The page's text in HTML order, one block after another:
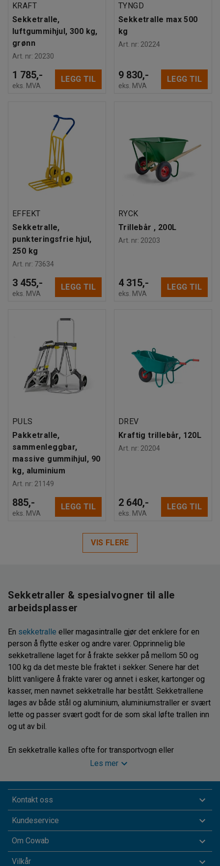
KRAFT
Sekketralle,
luftgummihjul, 300 kg,
grønn
Art. nr: 20230
1 785,-
eks. MVA
LEGG TIL
TYNGD
Sekketralle max 500
kg
Art. nr: 20224
9 830,-
eks. MVA
LEGG TIL
EFFEKT
Sekketralle,
punkteringsfrie hjul,
250 kg
Art. nr: 73634
3 455,-
eks. MVA
LEGG TIL
RYCK
Trillebår , 200L
Art. nr: 20203
4 315,-
eks. MVA
LEGG TIL
PULS
Pakketralle,
sammenleggbar,
massive gummihjul, 90
kg, aluminium
Art. nr: 21149
885,-
eks. MVA
LEGG TIL
DREV
Kraftig trillebår, 120L
Art. nr: 20204
2 640,-
eks. MVA
LEGG TIL
VIS FLERE
Sekketraller & spesialvogner til alle
arbeidsplasser
En sekketralle eller magasintralle gjør det enklere for en
person å flytte esker og andre varer. Opprinnelig ble
sekketrallene laget for å frakte sekker på mellom 50 og
100 kg da det meste ble fraktet i sekker. Senere har det
blitt vanligere å frakte varer og annet i esker, kartonger og
kasser, men navnet sekketralle har bestått. Sekketrallene
lages av både stål og aluminium, aluminiumstraller er svært
lette og passer svært godt for de som skal løfte trallen inn
og ut av bil.
En sekketralle kalles ofte for transportvogn eller
sekkevogn, og den er et uunværlig hjelpemiddel i de aller
og transport. På den måten reduserer du slitasje på
kroppen så vel som risikoen for ulykker. Våre sekketraller
og pakkevogner er ergonomisk utformet for å være så
skånsomme i bruk som mulig.
Velg riktig sekketralle
Les mer
Kontakt oss
Kundeservice
Om Cowab
Vilkår